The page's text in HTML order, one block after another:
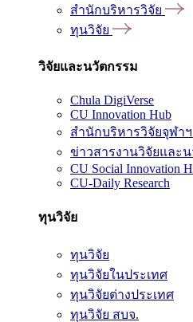
สำนักบริหารวิจัย
ทุนวิจัย
วิจัยและนวัตกรรม
Chula DigiVerse
CU Innovation Hub
สำนักบริหารวิจัยจุฬา
ข่าวสารงานวิจัยและ
CU Social Innovation
CU-Daily Research
ทุนวิจัย
ทุนวิจัย
ทุนวิจัยในประเทศ
ทุนวิจัยต่างประเทศ
ทุนวิจัย สบจ.